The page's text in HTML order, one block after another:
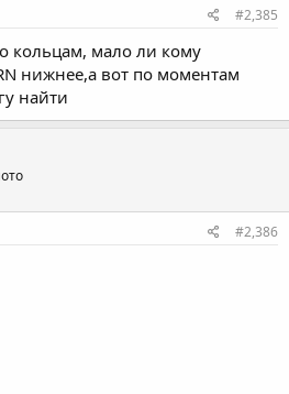
#2,385
кольцам, мало ли кому
нижнее,а вот по моментам
найти
#2,386